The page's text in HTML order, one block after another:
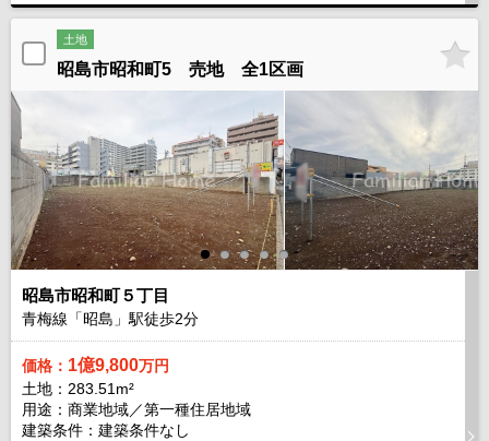
土地
昭島市昭和町5 売地 全1区画
昭島市昭和町５丁目
青梅線「昭島」駅徒歩2分
価格： 1億9,800万円
土地：283.51m²
用途：商業地域／第一種住居地域
建築条件： 建築条件なし